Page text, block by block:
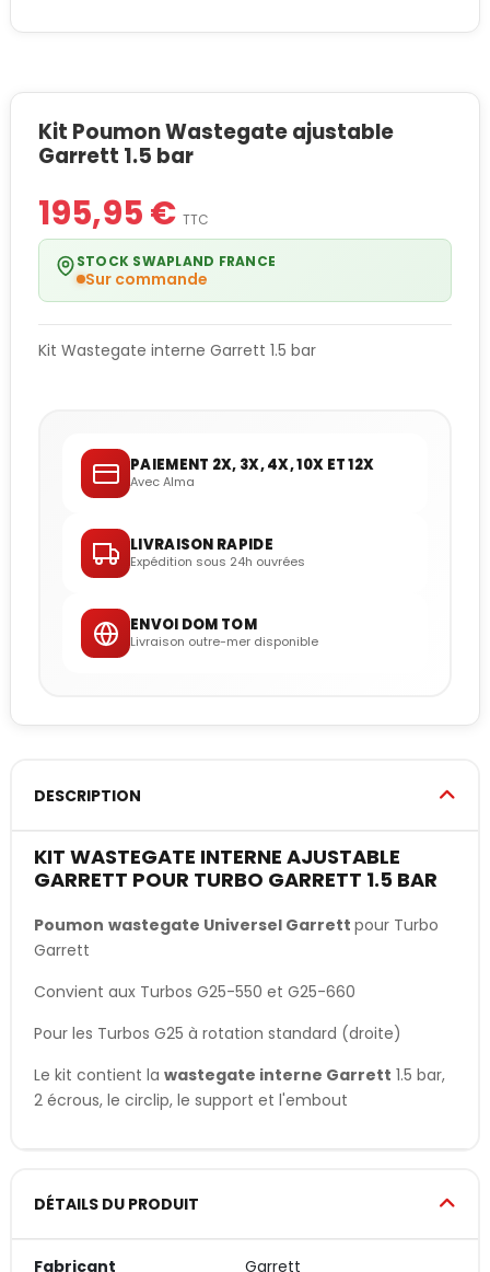
Kit Poumon Wastegate ajustable
Garrett 1.5 bar
195,95 € TTC
STOCK SWAPLAND FRANCE
Sur commande
Kit Wastegate interne Garrett 1.5 bar
PAIEMENT 2X, 3X, 4X, 10X ET 12X
Avec Alma
LIVRAISON RAPIDE
Expédition sous 24h ouvrées
ENVOI DOM TOM
Livraison outre-mer disponible
DESCRIPTION
KIT WASTEGATE INTERNE AJUSTABLE
GARRETT POUR TURBO GARRETT 1.5 BAR
Poumon wastegate Universel Garrett pour Turbo
Garrett
Convient aux Turbos G25-550 et G25-660
Pour les Turbos G25 à rotation standard (droite)
Le kit contient la wastegate interne Garrett 1.5 bar,
2 écrous, le circlip, le support et l'embout
DÉTAILS DU PRODUIT
Fabricant
Garrett